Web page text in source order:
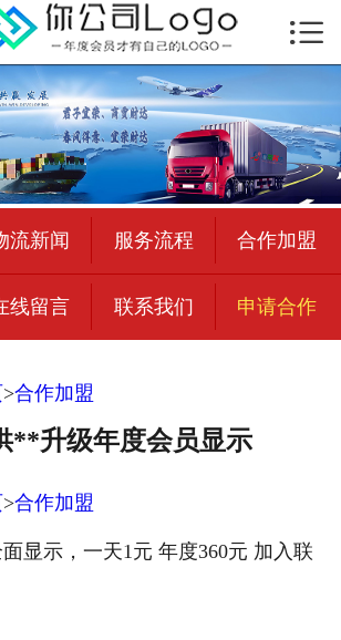
 首页
公司简介
物流新闻
绍兴至全国
合作加盟
宜荣智联

流新闻 服务流程 合作加盟
线留言 联系我们 申请合作
>合作加盟
**升级年度会员显示
>合作加盟
显示，一天1元 年度360元 加入联